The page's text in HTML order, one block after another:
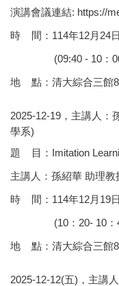
演講會議連結: https://
時 間：114年12月24
(09:40 - 10：00茶
地 點：清大綜合三館
2025-12-19，主講人：
學系)
題 目：Imitation
主講人：孫紹華 助理
時 間：114年12月19
(10：20- 10：40
地 點：清大綜合三館
2025-12-12(五)，主講